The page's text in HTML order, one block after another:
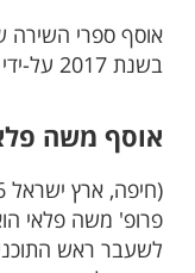
אוסף ספרי השירה
בשנת 2017 על-ידי בני משפחתו.​
אוסף משה
(חיפה, ארץ ישראל 19.5.1936)
פרופ' משה פלאי
לשעבר ראש